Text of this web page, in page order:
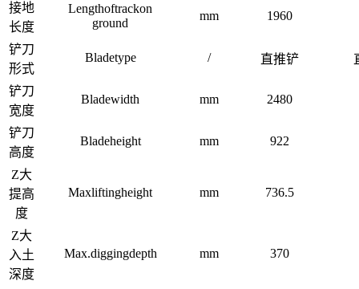
接地
长度
Lengthoftrackon
ground
mm 1960
铲刀
形式
Bladetype / 直推铲
铲刀
宽度
Bladewidth mm 2480
铲刀
高度
Bladeheight mm 922
Z大
提高
度
Maxliftingheight mm 736.5
Z大
入土
深度
Max.diggingdepth mm 370